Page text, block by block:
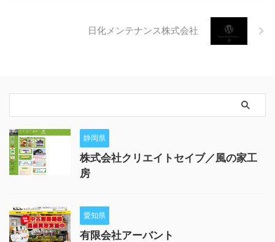
日化メンテナンス株式会社
静岡県
株式会社クリエイトセイブ／風の家工
房
愛知県
有限会社アーバント